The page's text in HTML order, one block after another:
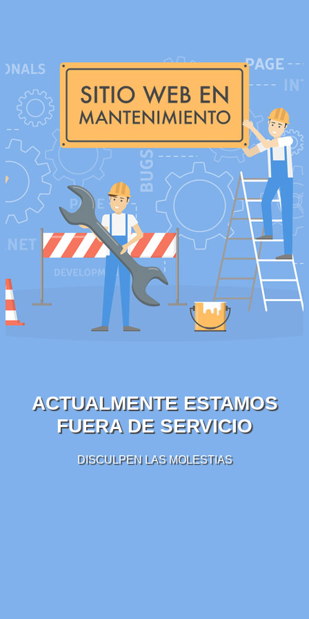
ACTUALMENTE ESTAMOS
FUERA DE SERVICIO
DISCULPEN LAS MOLESTIAS